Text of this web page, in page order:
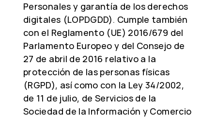
Personales y garantía de los derechos
digitales (LOPDGDD). Cumple también
con el Reglamento (UE) 2016/679 del
Parlamento Europeo y del Consejo de
27 de abril de 2016 relativo a la
protección de las personas físicas
(RGPD), así como con la Ley 34/2002,
de 11 de julio, de Servicios de la
Sociedad de la Información y Comercio